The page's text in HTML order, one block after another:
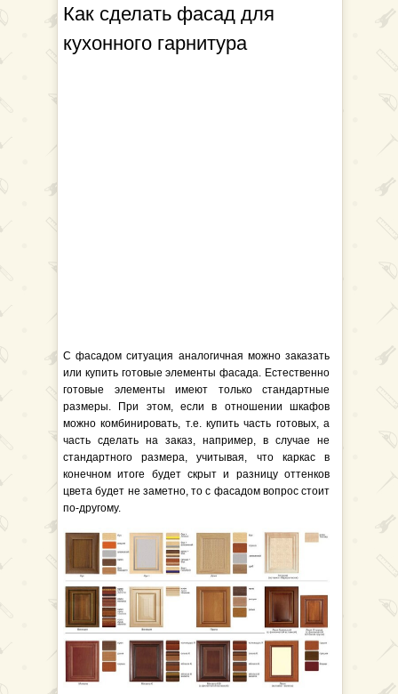
Как сделать фасад для
кухонного гарнитура
С фасадом ситуация аналогичная можно заказать
или купить готовые элементы фасада. Естественно
готовые элементы имеют только стандартные
размеры. При этом, если в отношении шкафов
можно комбинировать, т.е. купить часть готовых, а
часть сделать на заказ, например, в случае не
стандартного размера, учитывая, что каркас в
конечном итоге будет скрыт и разницу оттенков
цвета будет не заметно, то с фасадом вопрос стоит
по-другому.